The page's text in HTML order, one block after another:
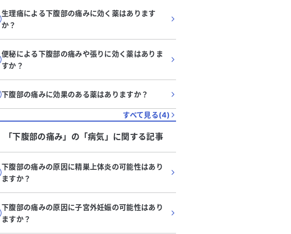
50代・女性
います、何科を受診すべきでしょう
か？
右下腹部の痛みが1週間続いています。痛
精神的なストレスや肉体的な疲労も感じて
います。尿道のかゆみや不快感も年に数回
あります。どの科を受診すべきか教えてく
ださい。
生理痛による下腹部の痛みに効く薬はあります
か？
便秘による下腹部の痛みや張りに効く薬はありま
すか？
下腹部の痛みに効果のある薬はありますか？
すべて見る(4)
「下腹部の痛み」 の「病気 」に関する記事
下腹部の痛みの原因に精巣上体炎の可能性はあり
ますか？
下腹部の痛みの原因に子宮外妊娠の可能性はあり
ますか？